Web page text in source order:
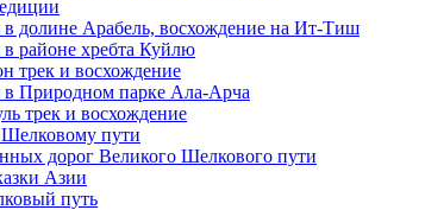
долине Арабель, восхождение на Ит-Тиш
районе хребта Куйлю
трек и восхождение
в Природном парке Ала-Арча
трек и восхождение
пути
дорог Великого Шелкового пути
Азии
путь